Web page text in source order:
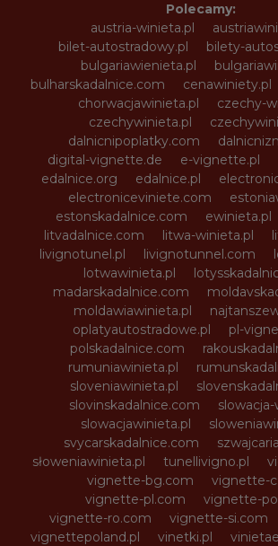
Polecamy:
austria-winieta.pl
bilet-autostradowy.pl
bilety-
bulgariawienieta.pl
bulharskadalnice.com
cenawiniety.pl
chorwacjawinieta.pl
czechy-
czechywinieta.pl
dalnicnipoplatky.com
digital-vignette.de
e-vignette.pl
edalnice.org
edalnice.pl
electroniceviniete.com
estonskadalnice.com
ewinieta.pl
litvadalnice.com
litwa-winieta.pl
livignotunel.pl
livignotunnel.com
lotwawinieta.pl
madarskadalnice.com
moldawiawinieta.pl
oplatyautostradowe.pl
pl-
polskadalnice.com
rumuniawinieta.pl
sloveniawinieta.pl
slovinskadalnice.com
slowacjawinieta.pl
svycarskadalnice.com
słoweniawinieta.pl
tunellivigno.pl
vignette-bg.com
vignette-
vignette-pl.com
vignette-
vignette-ro.com
vignette-si.com
vignettepoland.pl
vinetki.pl